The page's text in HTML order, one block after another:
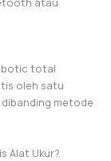
total
oleh satu
metode
Alat Ukur?